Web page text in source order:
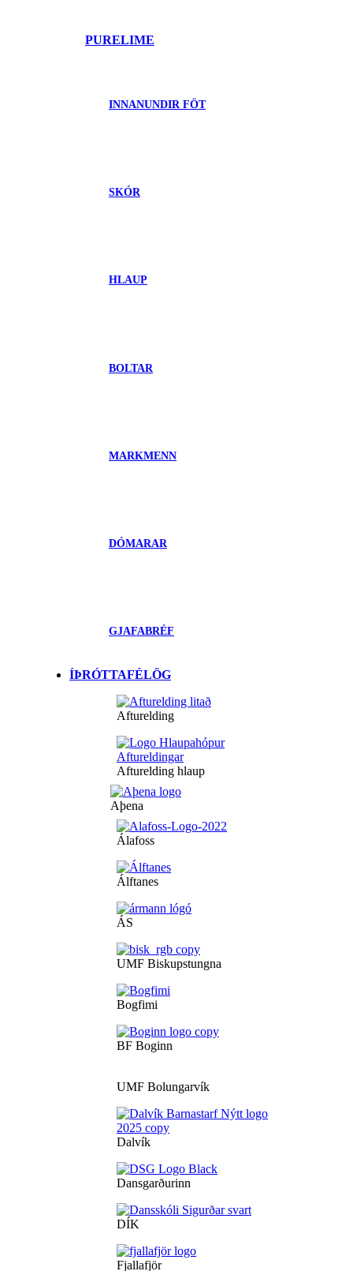
PURELIME
INNANUNDIR FÖT
SKÓR
HLAUP
BOLTAR
MARKMENN
DÓMARAR
GJAFABRÉF
ÍÞRÓTTAFÉLÖG
Afturelding
Afturelding hlaup
Aþena
Álafoss
Álftanes
ÁS
UMF Biskupstungna
Bogfimi
BF Boginn
UMF Bolungarvík
Dalvík
Dansgarðurinn
DÍK
Fjallafjör